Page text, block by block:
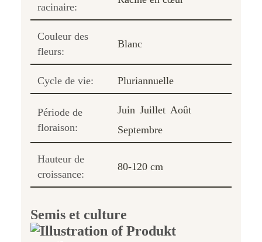
racinaire:
Couleur des
fleurs:
Blanc
Cycle de vie: Pluriannuelle
Période de
floraison:
Juin Juillet Août
Septembre
Hauteur de
croissance:
80-120 cm
Semis et culture